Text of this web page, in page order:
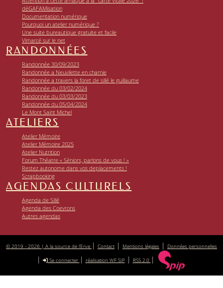
déGAFAMisation
Documentation numérique
Pourquoi un atelier numérique ?
Une suite bureautique gratuite et facile
Vimarcé sur le net
RANDONNÉES
Randonnée 30/09/2023
Randonnée a Neuvilette en charnie
Randonnée a travers la foret de sillé le guillaume
Randonnée du 03/02/2024
Randonnée du 03/03/2023
Randonnée du 05/04/2024
Le Mont Saint Michel
ATELIERS
Atelier Mémoire
Atelier Mémoire 2025
Atelier Nutrition
Forum Théatre « Séniors, parlons de vous ! »
Restez autonome dans vos deplacements !
Scrapbooking
AGENDAS CULTURELS
Agenda de Sillé
Agenda des Coevrons
Autres agendas
© 2019 - 2026 | A la source de l’Erve | Contact | Mentions légales | Données personnelles
| Se connecter | réalisation WF SIP| RSS 2.0 |